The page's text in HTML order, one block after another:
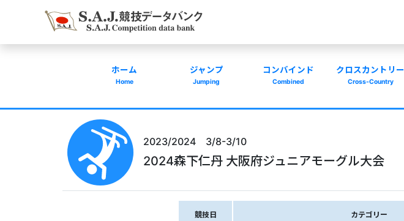
ホーム
Home
ジャンプ
Jumping
コンバインド
Combined
クロスカントリー
Cross-Country
2023/2024 3/8-3/10
2024森下仁丹 大阪府ジュニアモーグル大会
競技日 カテゴリー